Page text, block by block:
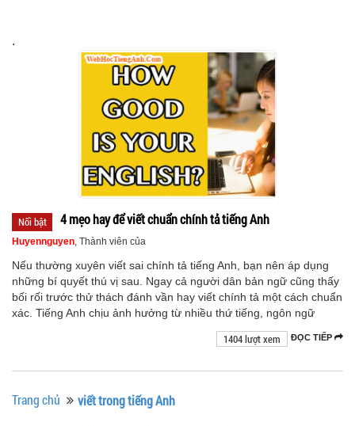
.
Nổi bật 4 mẹo hay để viết chuẩn chính tả tiếng Anh
Huyennguyen , Thành viên của
Nếu thường xuyên viết sai chính tả tiếng Anh, bạn nên áp dụng
những bí quyết thú vị sau. Ngay cả người dân bản ngữ cũng thấy
bối rối trước thử thách đánh vần hay viết chính tả một cách chuẩn
xác. Tiếng Anh chịu ảnh hưởng từ nhiều thứ tiếng, ngôn ngữ
ĐỌC TIẾP
1404 lượt xem
Trang chủ viết trong tiếng Anh